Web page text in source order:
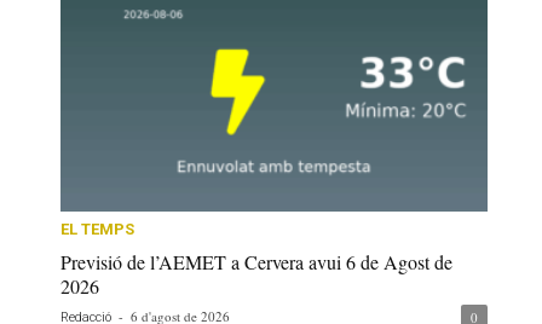
EL TEMPS
Previsió de l’AEMET a Cervera avui 6 de Agost de
2026
Redacció - 6 d'agost de 2026 0